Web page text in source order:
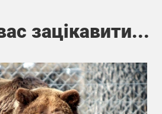
зацікавити...